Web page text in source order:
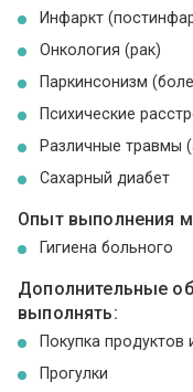
Инфаркт
Онкология (рак)
Паркинсонизм
Психические
Различные травмы
Сахарный диабет
Опыт выполнения
Гигиена больного
Дополнительные
выполнять:
Покупка продуктов
Прогулки